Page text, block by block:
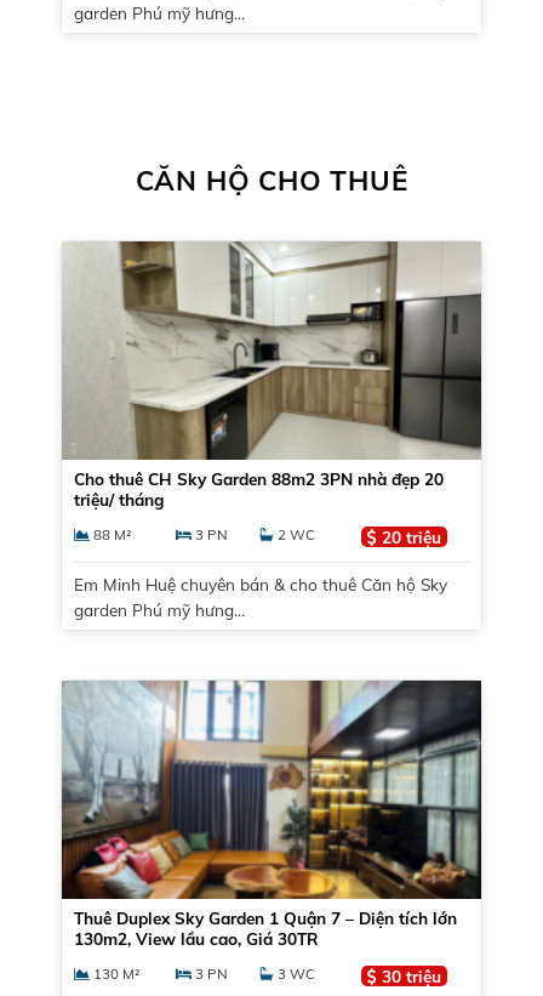
garden Phú mỹ hưng...
CĂN HỘ CHO THUÊ
Cho thuê CH Sky Garden 88m2 3PN nhà đẹp 20
triệu/ tháng
88 M² 3 PN 2 WC 20 triệu
Em Minh Huệ chuyên bán & cho thuê Căn hộ Sky
garden Phú mỹ hưng...
Thuê Duplex Sky Garden 1 Quận 7 – Diện tích lớn
130m2, View lầu cao, Giá 30TR
130 M² 3 PN 3 WC 30 triệu